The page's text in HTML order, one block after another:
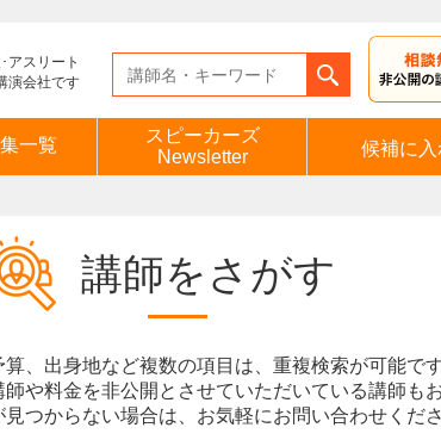
アスリート
演会社です
一覧
スピーカーズ
Newsletter
候補に
講師をさがす
、出身地など複数の項目は、重複検索が可能です
や料金を非公開とさせていただいている講師もお
つからない場合は、お気軽にお問い合わせくださ